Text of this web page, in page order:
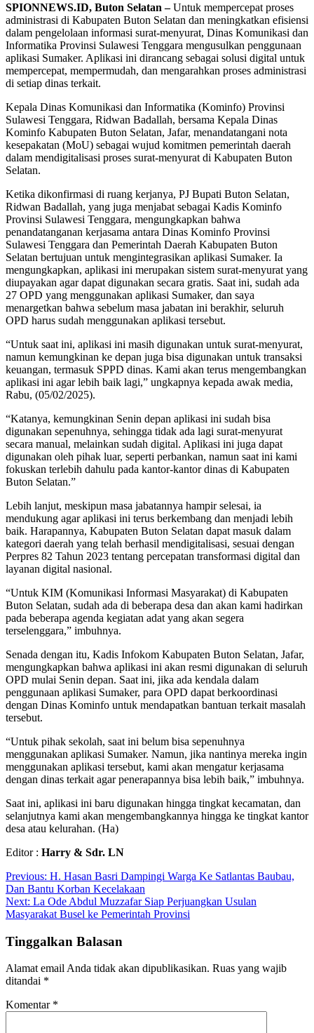
SPIONNEWS.ID, Buton Selatan –Untuk mempercepat proses
administrasi di Kabupaten Buton Selatan dan meningkatkan efisiensi
dalam pengelolaan informasi surat-menyurat, Dinas Komunikasi dan
Informatika Provinsi Sulawesi Tenggara mengusulkan penggunaan
aplikasi Sumaker. Aplikasi ini dirancang sebagai solusi digital untuk
mempercepat, mempermudah, dan mengarahkan proses administrasi
di setiap dinas terkait.
Kepala Dinas Komunikasi dan Informatika (Kominfo) Provinsi
Sulawesi Tenggara, Ridwan Badallah, bersama Kepala Dinas
Kominfo Kabupaten Buton Selatan, Jafar, menandatangani nota
kesepakatan (MoU) sebagai wujud komitmen pemerintah daerah
dalam mendigitalisasi proses surat-menyurat di Kabupaten Buton
Selatan.
Ketika dikonfirmasi di ruang kerjanya, PJ Bupati Buton Selatan,
Ridwan Badallah, yang juga menjabat sebagai Kadis Kominfo
Provinsi Sulawesi Tenggara, mengungkapkan bahwa
penandatanganan kerjasama antara Dinas Kominfo Provinsi
Sulawesi Tenggara dan Pemerintah Daerah Kabupaten Buton
Selatan bertujuan untuk mengintegrasikan aplikasi Sumaker. Ia
mengungkapkan, aplikasi ini merupakan sistem surat-menyurat yang
diupayakan agar dapat digunakan secara gratis. Saat ini, sudah ada
27 OPD yang menggunakan aplikasi Sumaker, dan saya
menargetkan bahwa sebelum masa jabatan ini berakhir, seluruh
OPD harus sudah menggunakan aplikasi tersebut.
“Untuk saat ini, aplikasi ini masih digunakan untuk surat-menyurat,
namun kemungkinan ke depan juga bisa digunakan untuk transaksi
keuangan, termasuk SPPD dinas. Kami akan terus mengembangkan
aplikasi ini agar lebih baik lagi,” ungkapnya kepada awak media,
Rabu, (05/02/2025).
“Katanya, kemungkinan Senin depan aplikasi ini sudah bisa
digunakan sepenuhnya, sehingga tidak ada lagi surat-menyurat
secara manual, melainkan sudah digital. Aplikasi ini juga dapat
digunakan oleh pihak luar, seperti perbankan, namun saat ini kami
fokuskan terlebih dahulu pada kantor-kantor dinas di Kabupaten
Buton Selatan.”
Lebih lanjut, meskipun masa jabatannya hampir selesai, ia
mendukung agar aplikasi ini terus berkembang dan menjadi lebih
baik. Harapannya, Kabupaten Buton Selatan dapat masuk dalam
kategori daerah yang telah berhasil mendigitalisasi, sesuai dengan
Perpres 82 Tahun 2023 tentang percepatan transformasi digital dan
layanan digital nasional.
“Untuk KIM (Komunikasi Informasi Masyarakat) di Kabupaten
Buton Selatan, sudah ada di beberapa desa dan akan kami hadirkan
pada beberapa agenda kegiatan adat yang akan segera
terselenggara,” imbuhnya.
Senada dengan itu, Kadis Infokom Kabupaten Buton Selatan, Jafar,
mengungkapkan bahwa aplikasi ini akan resmi digunakan di seluruh
OPD mulai Senin depan. Saat ini, jika ada kendala dalam
penggunaan aplikasi Sumaker, para OPD dapat berkoordinasi
dengan Dinas Kominfo untuk mendapatkan bantuan terkait masalah
tersebut.
“Untuk pihak sekolah, saat ini belum bisa sepenuhnya
menggunakan aplikasi Sumaker. Namun, jika nantinya mereka ingin
menggunakan aplikasi tersebut, kami akan mengatur kerjasama
dengan dinas terkait agar penerapannya bisa lebih baik,” imbuhnya.
Saat ini, aplikasi ini baru digunakan hingga tingkat kecamatan, dan
selanjutnya kami akan mengembangkannya hingga ke tingkat kantor
desa atau kelurahan. (Ha)
Editor : Harry & Sdr. LN
Navigasi
pos
Previous: H. Hasan Basri Dampingi Warga Ke Satlantas Baubau,
Dan Bantu Korban Kecelakaan
Next: La Ode Abdul Muzzafar Siap Perjuangkan Usulan
Masyarakat Busel ke Pemerintah Provinsi
Tinggalkan Balasan
Alamat email Anda tidak akan dipublikasikan. Ruas yang wajib
ditandai *
Komentar *